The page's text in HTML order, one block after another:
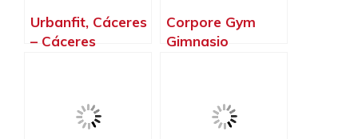
Urbanfit, Cáceres‎
– Cáceres‎
Corpore Gym
Gimnasio
Cáceres‎